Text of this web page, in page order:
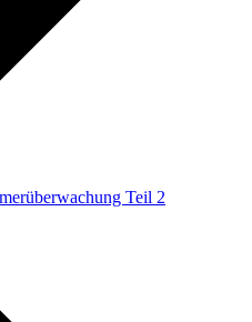
Teil 2